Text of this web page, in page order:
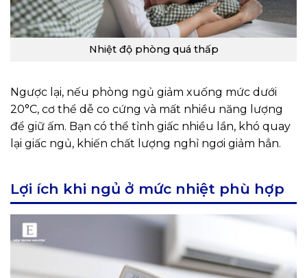
Nhiệt độ phòng quá thấp
Ngược lại, nếu phòng ngủ giảm xuống mức dưới
20°C, cơ thể dễ co cứng và mất nhiều năng lượng
để giữ ấm. Bạn có thể tỉnh giấc nhiều lần, khó quay
lại giấc ngủ, khiến chất lượng nghỉ ngơi giảm hẳn.
Lợi ích khi ngủ ở mức nhiệt phù hợp